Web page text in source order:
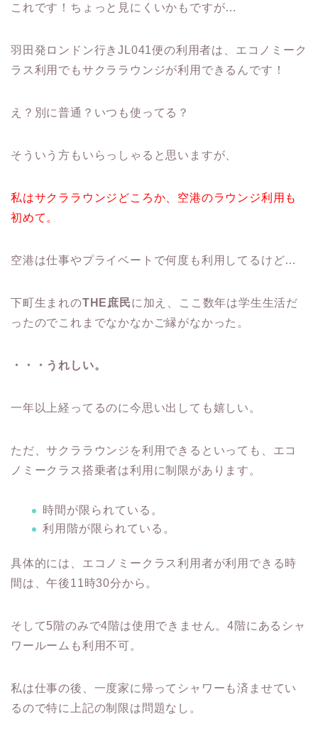
これです！ちょっと見にくいかもですが…
羽田発ロンドン行きJL041便の利用者は、エコノミーク
ラス利用でもサクララウンジが利用できるんです！
え？別に普通？いつも使ってる？
そういう方もいらっしゃると思いますが、
私はサクララウンジどころか、空港のラウンジ利用も
初めて。
空港は仕事やプライベートで何度も利用してるけど…
下町生まれのTHE庶民に加え、ここ数年は学生生活だ
ったのでこれまでなかなかご縁がなかった。
・・・うれしい。
一年以上経ってるのに今思い出しても嬉しい。
ただ、サクララウンジを利用できるといっても、エコ
ノミークラス搭乗者は利用に制限があります。
時間が限られている。
利用階が限られている。
具体的には、エコノミークラス利用者が利用できる時
間は、午後11時30分から。
そして5階のみで4階は使用できません。4階にあるシャ
ワールームも利用不可。
私は仕事の後、一度家に帰ってシャワーも済ませてい
るので特に上記の制限は問題なし。